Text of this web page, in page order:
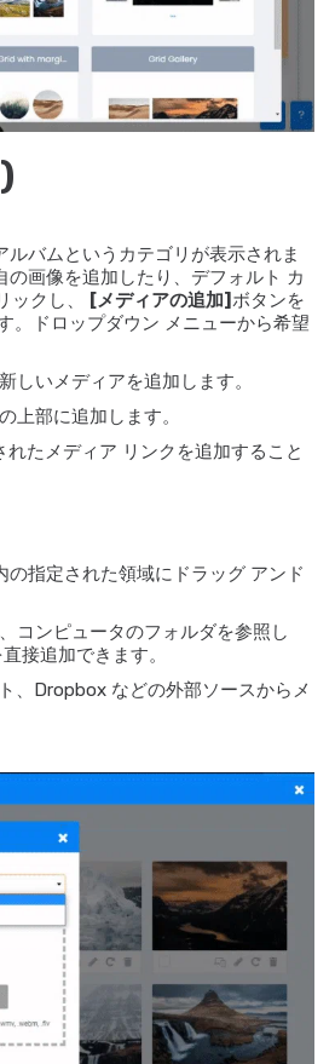
バムというカテゴリが表示されま
画像を追加したり、デフォルト カ
ックし、 [メディアの追加] ボタンを
。ドロップダウン メニューから希望
しいメディアを追加します。
上部に追加します。
たメディア リンクを追加すること
指定された領域にドラッグ アンド
コンピュータのフォルダを参照し
接追加できます。
、Dropbox などの外部ソースからメ